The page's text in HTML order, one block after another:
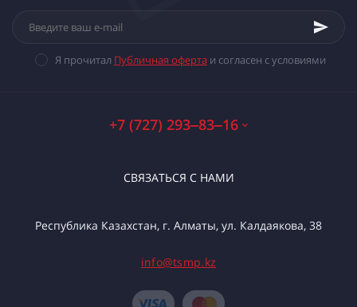
Я прочитал Публичная оферта и согласен с условиями
+7 (727) 293‒83‒16
СВЯЗАТЬСЯ С НАМИ
Республика Казахстан, г. Алматы, ул. Калдаякова, 38
info@tsmp.kz